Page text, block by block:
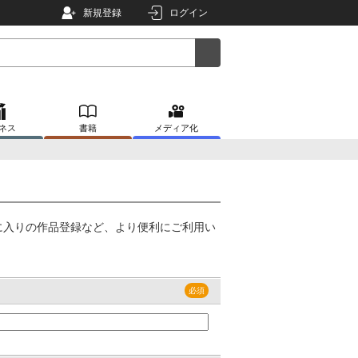
新規登録 ログイン
ス 書籍 メディア化
りの作品登録など、より便利にご利用い